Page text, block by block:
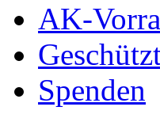
AK-
Spenden